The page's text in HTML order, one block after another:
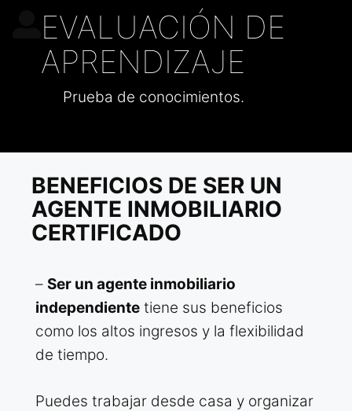
EVALUACIÓN DE
APRENDIZAJE
Prueba de conocimientos.
BENEFICIOS DE SER UN
AGENTE INMOBILIARIO
CERTIFICADO
– Ser un agente inmobiliario
independiente tiene sus beneficios
como los altos ingresos y la flexibilidad
de tiempo.
Puedes trabajar desde casa y organizar